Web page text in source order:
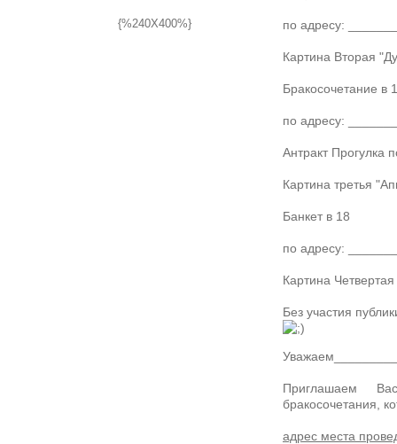
{%240X400%} по адресу:
Картина Вторая
Бракосочетание в
по адресу:
Антракт Прогулка
Картина третья
Банкет в 18
по адресу:
Картина
Без участия
Приглашаем
бракосочетания,
адрес места